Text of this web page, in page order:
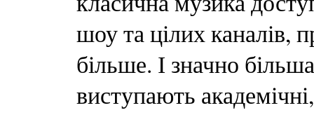
шоу та цілих каналів,
більше. І значно
виступають